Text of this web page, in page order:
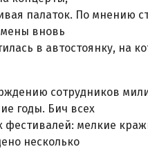
палаток. По мнению
вновь
в автостоянку, на
сотрудников
годы. Бич всех
фестивалей: мелкие
несколько